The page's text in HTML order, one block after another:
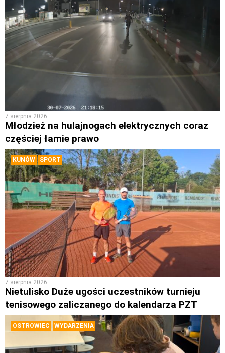
7 sierpnia 2026
Młodzież na hulajnogach elektrycznych coraz
częściej łamie prawo
KUNÓW SPORT
7 sierpnia 2026
Nietulisko Duże ugości uczestników turnieju
tenisowego zaliczanego do kalendarza PZT
OSTROWIEC WYDARZENIA